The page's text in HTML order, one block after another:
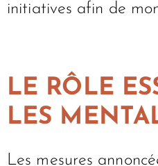
initiatives afin de
LE RÔLE
LES
Les mesures